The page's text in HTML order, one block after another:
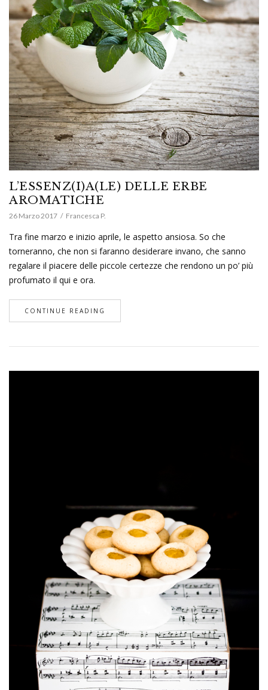
L’ESSENZ(I)A(LE) DELLE ERBE
AROMATICHE
26 Marzo 2017 Francesca P.
Tra fine marzo e inizio aprile, le aspetto ansiosa. So che
torneranno, che non si faranno desiderare invano, che sanno
regalare il piacere delle piccole certezze che rendono un po’ più
profumato il qui e ora.
CONTINUE READING